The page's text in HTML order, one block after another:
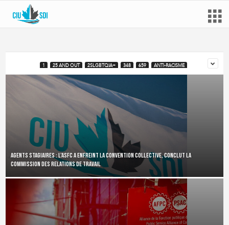
1 25 AND OUT 2SLGBTQIA+ 348 659 ANTI-RACISME
Agents stagiaires : l’ASFC a enfreint la convention collective, conclut la
Commission des relations de travail